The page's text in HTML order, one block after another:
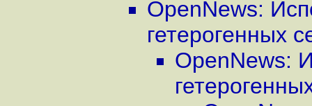
OpenNews:
гетерогенных
OpenNews: